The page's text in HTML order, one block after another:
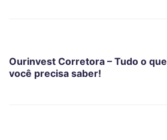
Ourinvest Corretora – Tudo o que
você precisa saber!